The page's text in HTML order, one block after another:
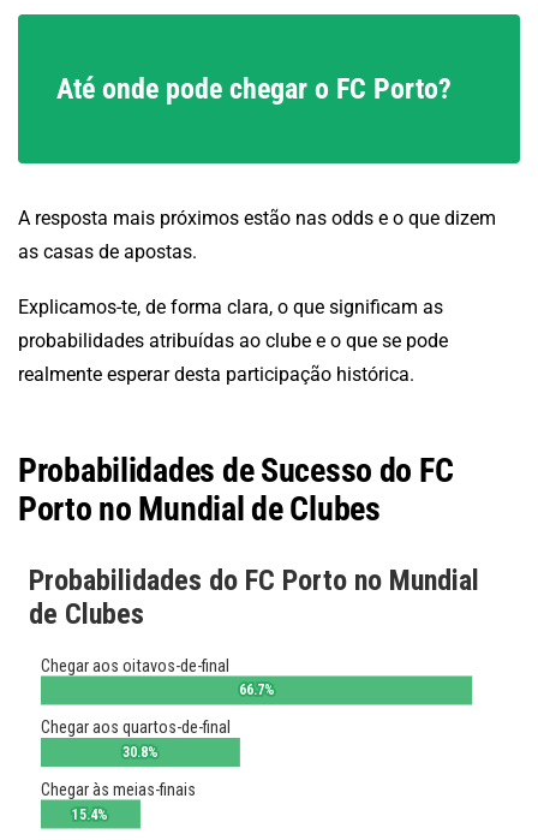
Até onde pode chegar o FC Porto?
A resposta mais próximos estão nas odds e o que dizem
as casas de apostas.
Explicamos-te, de forma clara, o que significam as
probabilidades atribuídas ao clube e o que se pode
realmente esperar desta participação histórica.
Probabilidades de Sucesso do FC
Porto no Mundial de Clubes